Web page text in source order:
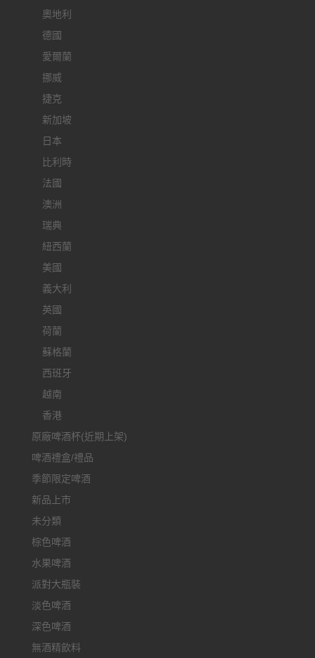
奧地利
德國
愛爾蘭
挪威
捷克
新加坡
日本
比利時
法國
澳洲
瑞典
紐西蘭
美國
義大利
英國
荷蘭
蘇格蘭
西班牙
越南
香港
原廠啤酒杯(近期上架)
啤酒禮盒/禮品
季節限定啤酒
新品上市
未分類
棕色啤酒
水果啤酒
派對大瓶裝
淡色啤酒
深色啤酒
無酒精飲料